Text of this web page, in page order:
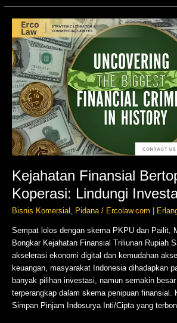
Kejahatan Finansial
Koperasi: Lindungi
Bisnis Komersial , Pidana/ Ercolaw.com |
Sempat lolos dengan skema PKPU dan Pailit,
Bongkar Kejahatan Finansial Triliunan Rupiah
akselerasi ekonomi digital dan kemudahan
keuangan, masyarakat Indonesia dihadapkan
banyak pilihan investasi, namun semakin
terperangkap dalam skema penipuan finansial.
Simpan Pinjam Indosurya Inti/Cipta yang
Kejahatan
Finansial
Bertopeng
Koperasi:
Lindungi
Investasi
Anda!